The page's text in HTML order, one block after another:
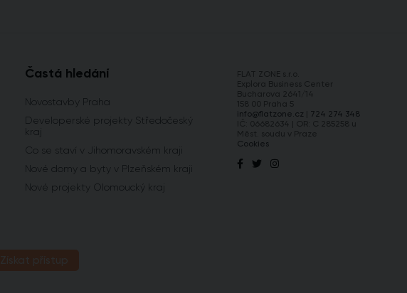
Častá hledání
Novostavby Praha
Developerské projekty Středočeský
kraj
Co se staví v Jihomoravském kraji
Nové domy a byty v Plzeňském kraji
Nové projekty Olomoucký kraj
info@flatzone.cz
724 274 348
Cookies
Získat přístup